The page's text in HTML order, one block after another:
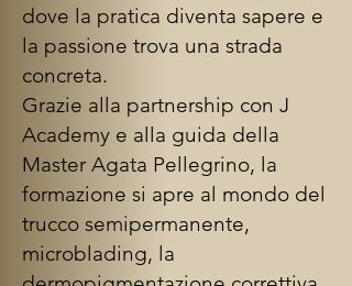
dove la pratica diventa sapere e
la passione trova una strada
concreta.
Grazie alla partnership con J
Academy e alla guida della
Master Agata Pellegrino, la
formazione si apre al mondo del
trucco semipermanente,
microblading, la